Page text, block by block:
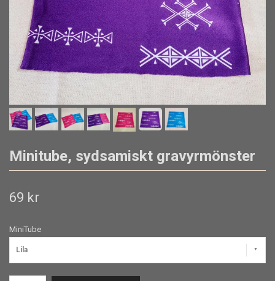
Minitube, sydsamiskt gravyrmönster
69 kr
MiniTube
Lila